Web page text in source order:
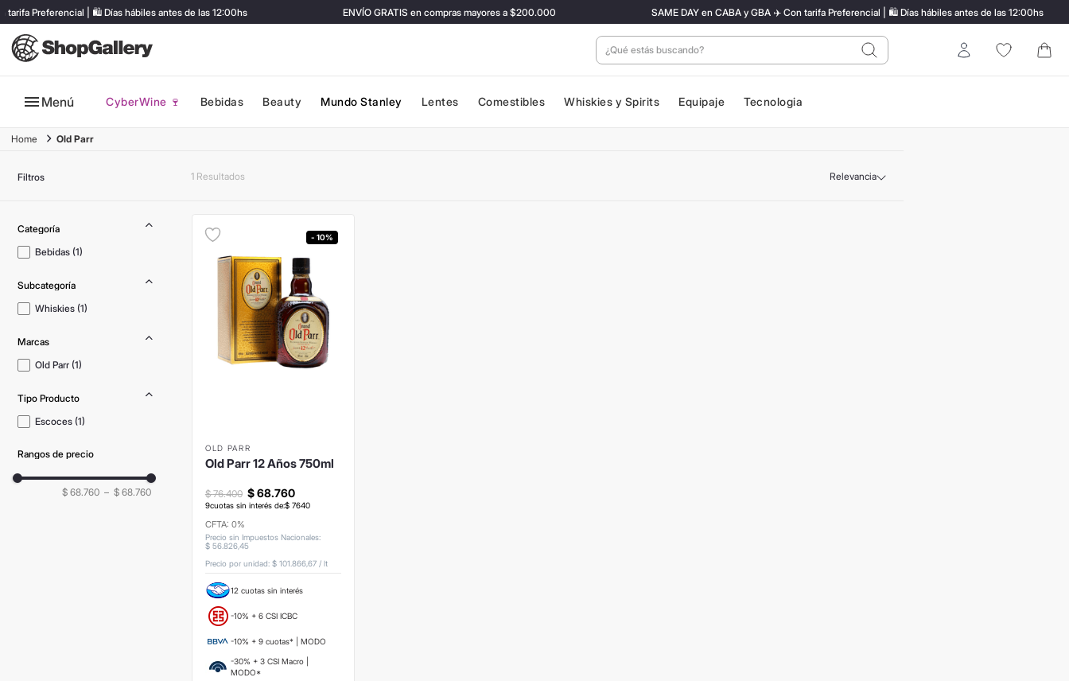
Preferencial | 🛍️ Días hábiles antes de las 12:00hs ENVÍO GRATIS en compras mayores a $200.000 SAME DAY en CABA y GBA ✈️ Con tarifa Preferencial | 🛍️ Días hábiles antes de las 12:00hs
¿Qué estás buscando? Entrar
Menú CyberWine 🍷 Bebidas Beauty Mundo Stanley Lentes Comestibles Whiskies y Spirits Equipaje Tecnologia
Old Parr
Filtros 1 Relevancia
Bebidas (1)
Whiskies (1)
Marcas
Old Parr (1)
Tipo Producto
Escoces (1)
Rangos de precio
$ 68.760 – $ 68.760
- 10%
OLD PARR
Old Parr 12 Años 750ml
$68.760
$ 76.400
9cuotas sin interés de:$ 7640
CFTA: 0%
Precio sin Impuestos Nacionales:
$ 56.826,45
Precio por unidad: $ 101.866,67/ lt
12 cuotas sin interés
-10% + 6 CSI ICBC
-10% + 9 cuotas* | MODO
-30% + 3 CSI Macro |
MODO*